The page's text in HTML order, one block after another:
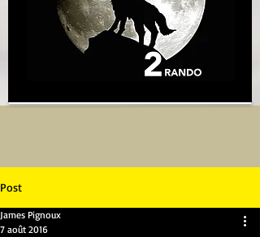
Post
James Pignoux
7 août 2016